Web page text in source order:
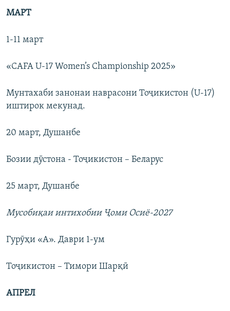
МАРТ
1-11 март
«CAFA U-17 Women’s Championship 2025»
Мунтахаби занонаи наврасони Тоҷикистон (U-17)
иштирок мекунад.
20 март, Душанбе
Бозии дӯстона - Тоҷикистон – Беларус
25 март, Душанбе
Мусобиқаи интихобии Ҷоми Осиё-2027
Гурӯҳи «А». Даври 1-ум
Тоҷикистон – Тимори Шарқӣ
АПРЕЛ